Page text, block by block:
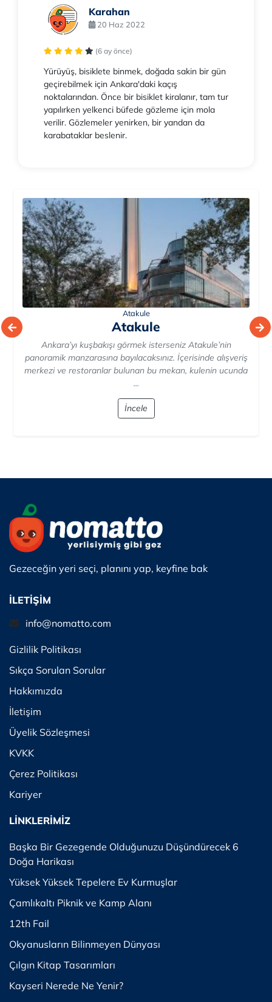
Karahan
20 Haz 2022
(6 ay önce)
Yürüyüş, bisiklete binmek, doğada sakin bir gün
geçirebilmek için Ankara'daki kaçış
noktalarından. Önce bir bisiklet kiralanır, tam tur
yapılırken yelkenci büfede gözleme için mola
verilir. Gözlemeler yenirken, bir yandan da
karabataklar beslenir.
Anıtkabir
Anıtkabir
Anıtkabir, Anıtkabir, Türkiye'nin başkenti Ankara'da,
Mustafa Kemal Atatürk'ün eşsiz liderliğini ve Türkiye
Cumhuriyeti'nin temellerini attığı kritik dönemleri yansıtan
...
İncele
Gezeceğin yeri seçi, planını yap, keyfine bak
İLETİŞİM
info@nomatto.com
Gizlilik Politikası
Sıkça Sorulan Sorular
Hakkımızda
İletişim
Üyelik Sözleşmesi
KVKK
Çerez Politikası
Kariyer
LİNKLERİMİZ
Başka Bir Gezegende Olduğunuzu Düşündürecek 6
Doğa Harikası
Yüksek Yüksek Tepelere Ev Kurmuşlar
Çamlıkaltı Piknik ve Kamp Alanı
12th Fail
Okyanusların Bilinmeyen Dünyası
Çılgın Kitap Tasarımları
Kayseri Nerede Ne Yenir?